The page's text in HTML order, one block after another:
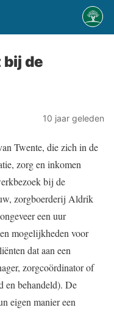
de
10 jaar geleden
Twente, die zich in de
zorg en inkomen
bij de
zorgboerderij Aldrik
een uur
mogelijkheden voor
dat aan een
zorgcoördinator of
en behandeld). De
eigen manier een